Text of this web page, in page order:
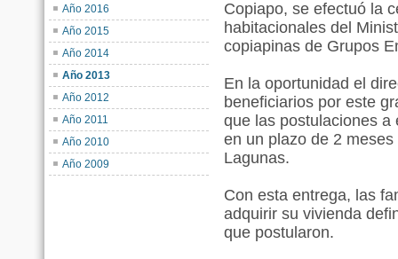
Año 2016
Año 2015
Año 2014
Año 2013
Año 2012
Año 2011
Año 2010
Año 2009
Copiapo, se efectuó la
habitacionales del
copiapinas de Grupos
En la oportunidad el
beneficiarios por este
que las postulaciones a
en un plazo de 2
Lagunas.
Con esta entrega, las
adquirir su vivienda
que postularon.